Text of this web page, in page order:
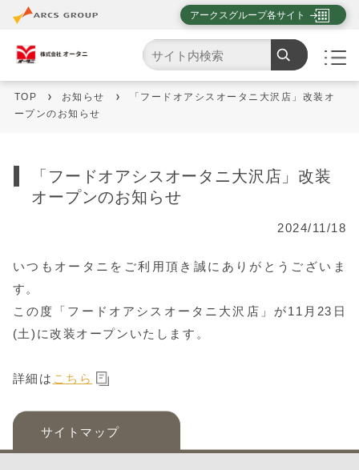
アークスグループ各サイト
TOP お知らせ
「フードオアシスオータニ大沢店」改装オ
ープンのお知らせ
「フードオアシスオータニ大沢店」改装
オープンのお知らせ
2024/11/18
いつもオータニをご利用頂き誠にありがとうございま
す。
この度「フードオアシスオータニ大沢店」が11月23日
(土)に改装オープンいたします。
詳細は こちら
サイトマップ